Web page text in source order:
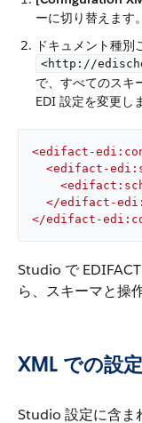
ーに切り替えます。
ドキュメント種別
<http://
で、すべてのスキ
EDI 設定を変更し
<edifact-
<edifact-
<
</edifact-
</edifact-
Studio で
ら、スキーマと操
XML での設
Studio 設定に含ま